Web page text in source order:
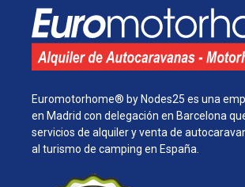
Euromotorhome® by Nodes25 es una
en Madrid con delegación en Barcelona
servicios de alquiler y venta de
al turismo de camping en España.